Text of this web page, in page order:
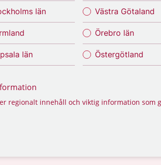
län
län
Västra Götaland
Örebro län
Östergötland
regionalt innehåll och viktig information som